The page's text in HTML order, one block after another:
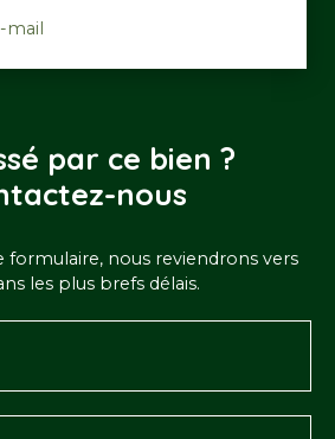
mail
par ce bien ?
nous
formulaire, nous reviendrons vers
les plus brefs délais.